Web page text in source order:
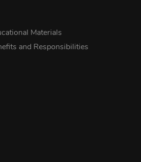
Materials
and Responsibilities